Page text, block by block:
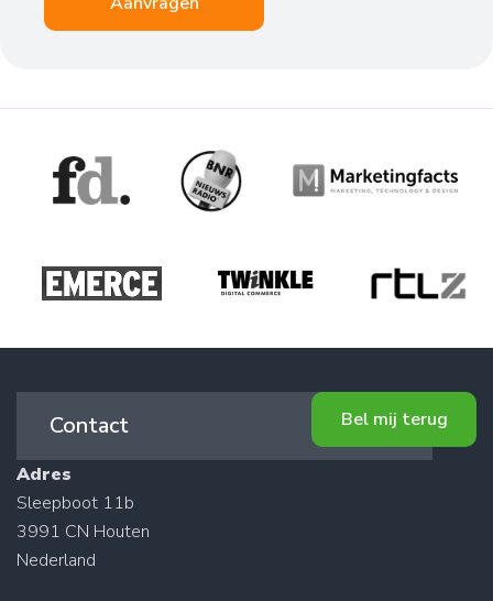
Contact
Adres
Sleepboot 11b
3991 CN Houten
Nederland
Bel mij terug